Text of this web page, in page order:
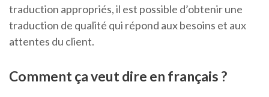
traduction appropriés, il est possible d’obtenir une
traduction de qualité qui répond aux besoins et aux
attentes du client.
Comment ça veut dire en français ?